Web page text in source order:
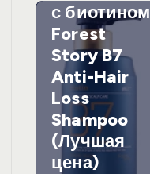
с биотином
Forest
Story B7
Anti-Hair
Loss
Shampoo
(Лучшая
цена)